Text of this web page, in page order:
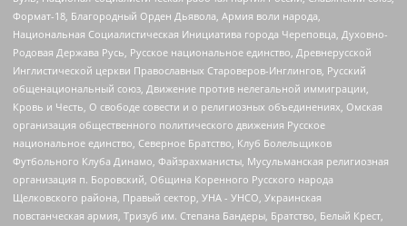
Формат-18, Благородный Орден Дьявола, Армия воли народа,
Национальная Социалистическая Инициатива города Череповца, Духовно-
Родовая Держава Русь, Русское национальное единство, Древнерусской
Инглистической церкви Православных Староверов-Инглингов, Русский
общенациональный союз, Движение против нелегальной иммиграции,
Кровь и Честь, О свободе совести и о религиозных объединениях, Омская
организация общественного политического движения Русское
национальное единство, Северное Братство, Клуб Болельщиков
Футбольного Клуба Динамо, Файзрахманисты, Мусульманская религиозная
организация п. Боровский, Община Коренного Русского народа
Щелковского района, Правый сектор, УНА - УНСО, Украинская
повстанческая армия, Тризуб им. Степана Бандеры, Братство, Белый Крест,